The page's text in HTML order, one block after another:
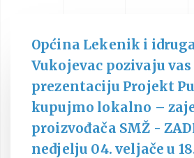
Općina Lekenik i
Vukojevac pozivaju vas
prezentaciju Projekt
kupujmo lokalno –
proizvođača SMŽ -
nedjelju 04. veljače u